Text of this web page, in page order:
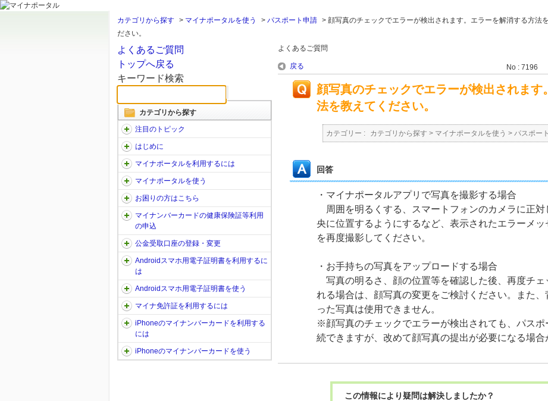
カテゴリから探す > マイナポータルを使う > パスポート申請 > 顔写真のチェックでエラーが検出されます。エラーを解消する方法
ださい。
よくあるご質問
トップへ戻る
キーワード検索
カテゴリから探す
注目のトピック
はじめに
マイナポータルを利用するには
マイナポータルを使う
お困りの方はこちら
マイナンバーカードの健康保険証等利用
の申込
公金受取口座の登録・変更
Androidスマホ用電子証明書を利用するに
は
Androidスマホ用電子証明書を使う
マイナ免許証を利用するには
iPhoneのマイナンバーカードを利用する
には
iPhoneのマイナンバーカードを使う
よくあるご質問
戻る No : 7196
顔写真のチェックでエラーが検出されます
法を教えてください。
カテゴリー : カテゴリから探す > マイナポータルを使う > パスポー
回答
・マイナポータルアプリで写真を撮影する場合
周囲を明るくする、スマートフォンのカメラに正対
央に位置するようにするなど、表示されたエラーメ
を再度撮影してください。
・お手持ちの写真をアップロードする場合
写真の明るさ、顔の位置等を確認した後、再度チェ
れる場合は、顔写真の変更をご検討ください。また
った写真は使用できません。
※顔写真のチェックでエラーが検出されても、パスポ
続できますが、改めて顔写真の提出が必要になる場合
この情報により疑問は解決しましたか？